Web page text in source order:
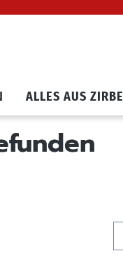
ALLES AUS ZIRBE